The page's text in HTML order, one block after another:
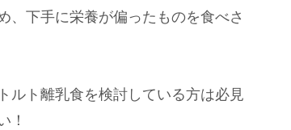
、下手に栄養が偏ったものを食べさ
ルト離乳食を検討している方は必見
！